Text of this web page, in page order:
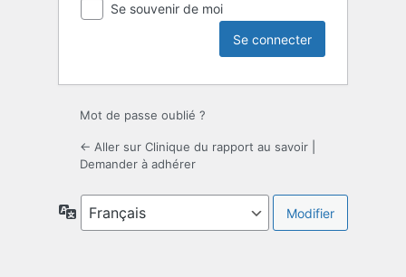
Se souvenir de moi
Mot de passe oublié ?
← Aller sur Clinique du rapport au savoir
Demander à adhérer
Langue